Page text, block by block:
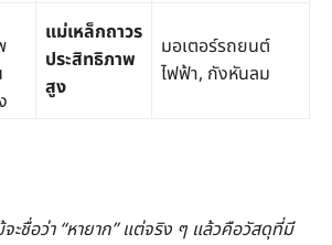
แม่เหล็กถาวร
ประสิทธิภาพ
สูง
มอเตอร์รถยนต์
ไฟฟ้า, กังหันลม
ะชื่อว่า “หายาก” แต่จริง ๆ แล้วคือวัสดุที่มี